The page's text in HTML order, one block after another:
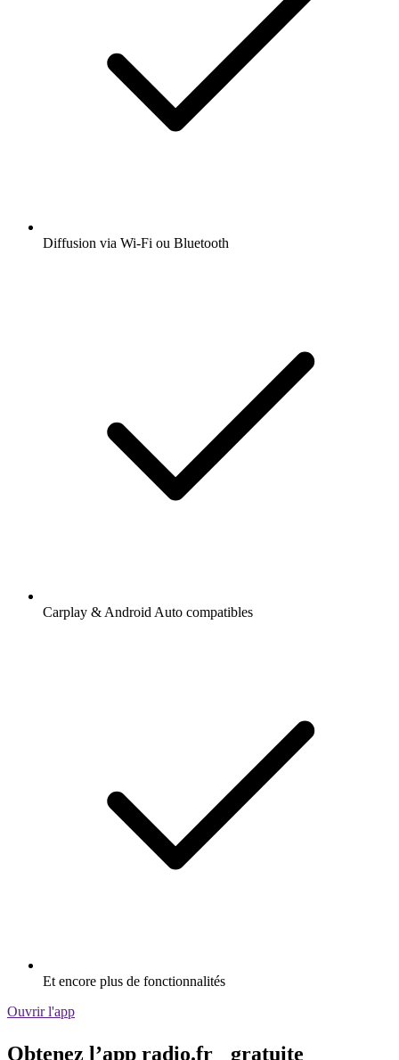
Diffusion via Wi-Fi ou Bluetooth
Carplay & Android Auto compatibles
Et encore plus de fonctionnalités
Ouvrir l'app
Obtenez l’app radio.fr gratuite